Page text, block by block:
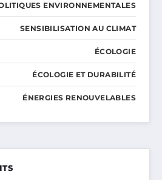
ENVIRONNEMENTALES
SENSIBILISATION AU CLIMAT
ÉCOLOGIE
ÉCOLOGIE ET DURABILITÉ
ÉNERGIES RENOUVELABLES